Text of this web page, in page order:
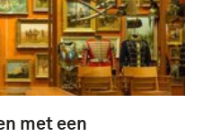
met een